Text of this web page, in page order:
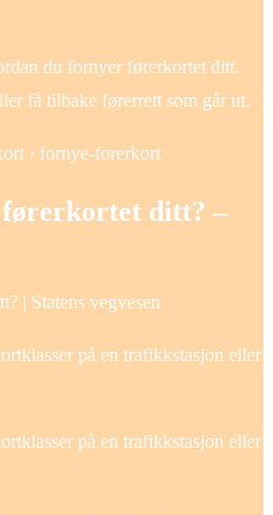
du fornyer førerkortet ditt.
få tilbake førerrett som går ut.
› fornye-forerkort
ditt? –
| Statens vegvesen
på en trafikkstasjon eller
på en trafikkstasjon eller